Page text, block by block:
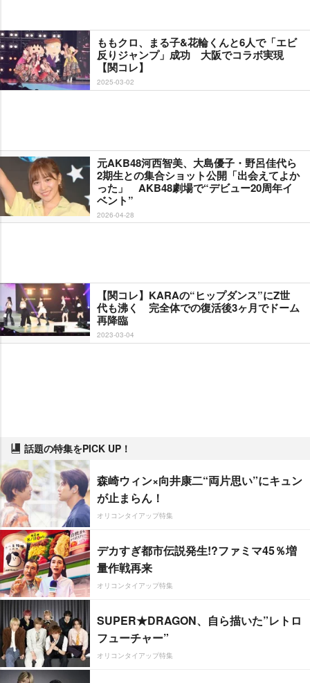
ももクロ、まる子&花輪くんと6人で「エビ
反りジャンプ」成功 大阪でコラボ実現
【関コレ】
2025-03-02
元AKB48河西智美、大島優子・野呂佳代ら
2期生との集合ショット公開「出会えてよか
った」 AKB48劇場で“デビュー20周年イ
ベント”
2026-04-28
【関コレ】KARAの“ヒップダンス”にZ世
代も沸く 完全体での復活後3ヶ月でドーム
再降臨
2023-03-04
話題の特集をPICK UP！
森崎ウィン×向井康二“両片思い”にキュン
が止まらん！
オリコンタイアップ特集
デカすぎ都市伝説発生!?ファミマ45％増
量作戦再来
オリコンタイアップ特集
SUPER★DRAGON、自ら描いた”レトロ
フューチャー”
オリコンタイアップ特集